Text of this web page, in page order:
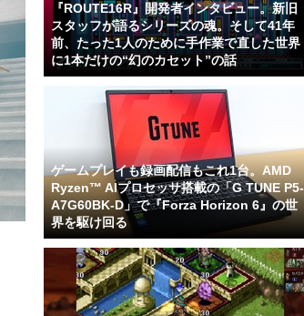
『ROUTE16R』開発者インタビュー。新旧
スタッフが語るシリーズの魂。そして41年
前、たった1人のために手作業で直した世界
に1本だけの“幻のカセット”の話
ゲームプレイも録画配信もこれ1台。AMD
Ryzen™ AIプロセッサ搭載の「G TUNE P5-
A7G60BK-D」で『Forza Horizon 6』の世
界を駆け回る